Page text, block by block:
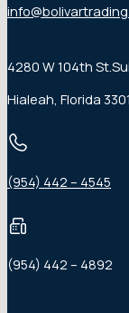
4280 W 104th
Hialeah, Florida
(954) 442 – 4545
(954) 442 – 4892